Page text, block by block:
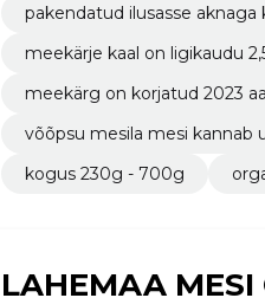
pakendatud ilusasse aknaga
meekärje kaal on ligikaudu
meekärg on korjatud 2023
võõpsu mesila mesi kannab
kogus 230g - 700g
LAHEMAA MESI